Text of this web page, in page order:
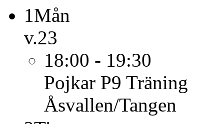
1Mån
v.23
18:00 - 19:30
Pojkar P9 Träning
Åsvallen/Tangen